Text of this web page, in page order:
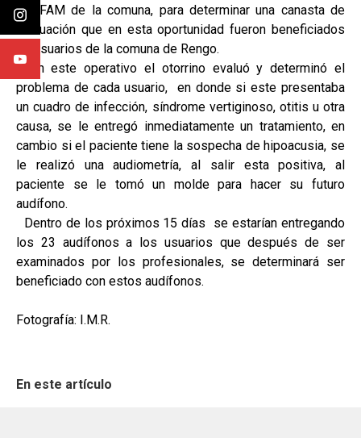
CESFAM de la comuna, para determinar una canasta de
evaluación que en esta oportunidad fueron beneficiados
75 usuarios de la comuna de Rengo.
En este operativo el otorrino evaluó y determinó el
problema de cada usuario, en donde si este presentaba
un cuadro de infección, síndrome vertiginoso, otitis u otra
causa, se le entregó inmediatamente un tratamiento, en
cambio si el paciente tiene la sospecha de hipoacusia, se
le realizó una audiometría, al salir esta positiva, al
paciente se le tomó un molde para hacer su futuro
audífono.
Dentro de los próximos 15 días se estarían entregando
los 23 audífonos a los usuarios que después de ser
examinados por los profesionales, se determinará ser
beneficiado con estos audífonos.
Fotografía: I.M.R.
En este artículo